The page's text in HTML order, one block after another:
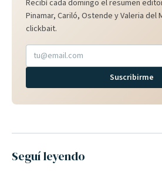
Recibí cada domingo el resumen
Pinamar, Cariló, Ostende y Valeria del
clickbait.
Suscribirme
Seguí leyendo